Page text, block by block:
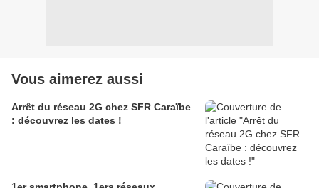
Vous aimerez aussi
Arrêt du réseau 2G chez SFR Caraïbe
: découvrez les dates !